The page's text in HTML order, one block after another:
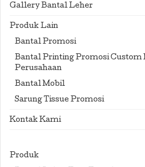
Gallery Bantal Leher
Produk Lain
Bantal Promosi
Bantal Printing Promosi Custom
Perusahaan
Bantal Mobil
Sarung Tissue Promosi
Kontak Kami
Produk